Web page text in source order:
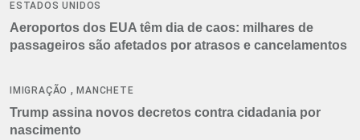
ESTADOS UNIDOS
Aeroportos dos EUA têm dia de caos: milhares de
passageiros são afetados por atrasos e cancelamentos
IMIGRAÇÃO ,MANCHETE
Trump assina novos decretos contra cidadania por
nascimento